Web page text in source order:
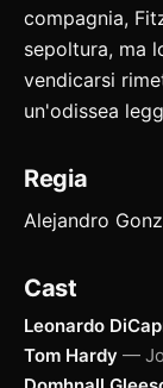
compagnia,
sepoltura, ma
vendicarsi
un'odissea
Regia
Alejandro
Cast
Leonardo
Tom Hardy —